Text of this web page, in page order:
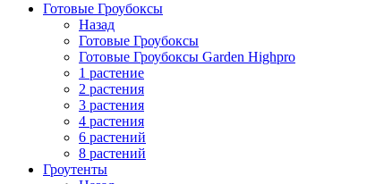
Готовые Гроубоксы
Назад
Готовые Гроубоксы
Готовые Гроубоксы Garden Highpro
1 растение
2 растения
3 растения
4 растения
6 растений
8 растений
Гроутенты